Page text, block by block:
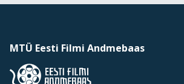
MTÜ Eesti Filmi Andmebaas